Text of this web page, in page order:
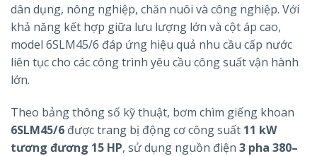
dân dụng, nông nghiệp, chăn nuôi và công nghiệp. Với
khả năng kết hợp giữa lưu lượng lớn và cột áp cao,
model 6SLM45/6 đáp ứng hiệu quả nhu cầu cấp nước
liên tục cho các công trình yêu cầu công suất vận hành
lớn.
Theo bảng thông số kỹ thuật, bơm chìm giếng khoan
6SLM45/6 được trang bị động cơ công suất 11 kW
tương đương 15 HP, sử dụng nguồn điện 3 pha 380–